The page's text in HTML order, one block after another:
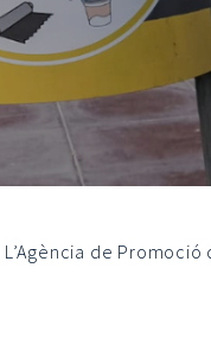
L’Agència de